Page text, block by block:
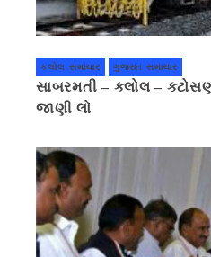
કલોલ સમાચાર ગુજરાત સમાચાર
સાબરમતી – કલોલ –
જાણી લો